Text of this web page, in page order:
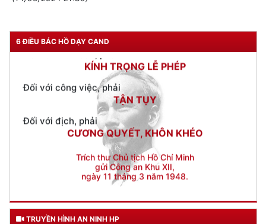
6 ĐIỀU BÁC HỒ DẠY CAND
Đối với công việc, phải
TẬN TỤY
CƯƠNG QUYẾT, KHÔN KHÉO
Trích thư Chủ tịch Hồ Chí Minh
gửi Công an Khu XII,
ngày 11 tháng 3 năm 1948.
TRUYỀN HÌNH AN NINH HP